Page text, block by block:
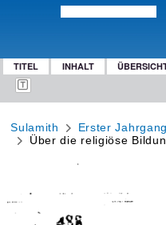
TITEL INHALT
Sulamith
Erster
Über die religiöse